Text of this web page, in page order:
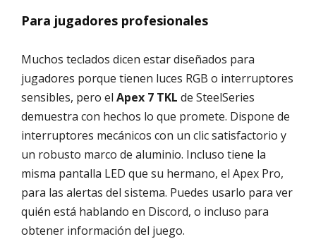
Para jugadores profesionales
Muchos teclados dicen estar diseñados para
jugadores porque tienen luces RGB o interruptores
sensibles, pero el Apex 7 TKL de SteelSeries
demuestra con hechos lo que promete. Dispone de
interruptores mecánicos con un clic satisfactorio y
un robusto marco de aluminio. Incluso tiene la
misma pantalla LED que su hermano, el Apex Pro,
para las alertas del sistema. Puedes usarlo para ver
quién está hablando en Discord, o incluso para
obtener información del juego.